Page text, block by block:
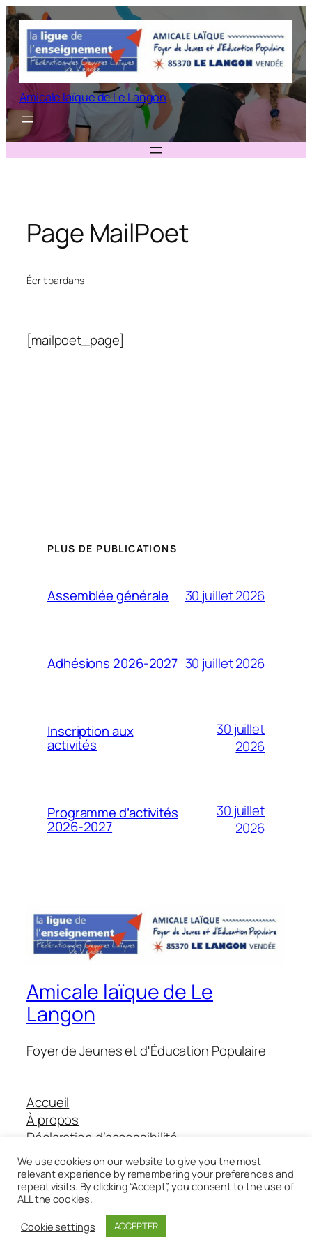
Aller
au
contenu
Amicale laïque de Le Langon
Page MailPoet
Écrit pardans
[mailpoet_page]
PLUS DE PUBLICATIONS
Assemblée générale 30 juillet 2026
Adhésions 2026-2027 30 juillet 2026
Inscription aux
activités
30 juillet
2026
Programme d’activités
2026-2027
30 juillet
2026
Amicale laïque de Le
Langon
Foyer de Jeunes et d'Éducation Populaire
Accueil
À propos
Déclaration d’accessibilité
Boutique Helloasso
Twenty Twenty-Five
We use cookies on our website to give you the most
relevant experience by remembering your preferences and
repeat visits. By clicking “Accept”, you consent to the use of
ALL the cookies.
Cookie settings
ACCEPTER